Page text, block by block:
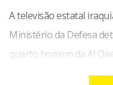
A televisão estatal
Ministério da Defesa
quarto homem da Al
identificou-o como